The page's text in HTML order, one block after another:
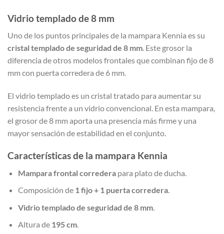
Vidrio templado de 8 mm
Uno de los puntos principales de la mampara Kennia es su
cristal templado de seguridad de 8 mm. Este grosor la
diferencia de otros modelos frontales que combinan fijo de 8
mm con puerta corredera de 6 mm.
El vidrio templado es un cristal tratado para aumentar su
resistencia frente a un vidrio convencional. En esta mampara,
el grosor de 8 mm aporta una presencia más firme y una
mayor sensación de estabilidad en el conjunto.
Características de la mampara Kennia
Mampara frontal correderapara plato de ducha.
Composición de 1 fijo + 1 puerta corredera.
Vidrio templado de seguridad de 8 mm.
Altura de 195 cm.